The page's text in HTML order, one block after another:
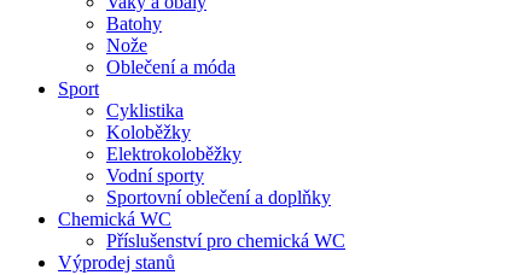
Batohy
Nože
Oblečení a móda
Sport
Cyklistika
Koloběžky
Elektrokoloběžky
Vodní sporty
Sportovní oblečení a doplňky
Chemická WC
Příslušenství pro chemická WC
Výprodej stanů